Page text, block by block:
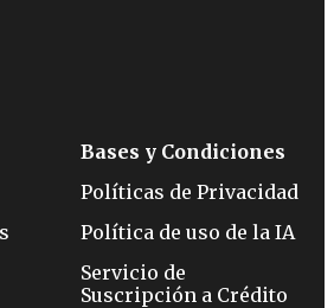
Bases y Condiciones
Políticas de Privacidad
Política de uso de la IA
Servicio de
Suscripción a Crédito